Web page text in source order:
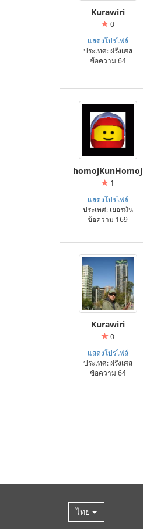
Kurawiri
0
แสดงโปรไฟล์
ประเทศ: ฝรั่งเศส
ข้อความ 64
homojKunHomoj
1
แสดงโปรไฟล์
ประเทศ: เยอรมัน
ข้อความ 169
Kurawiri
0
แสดงโปรไฟล์
ประเทศ: ฝรั่งเศส
ข้อความ 64
ไทย